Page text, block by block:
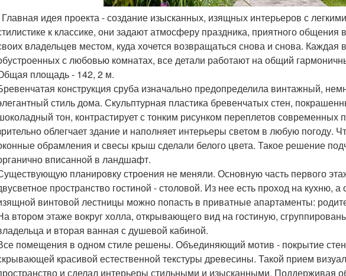
Главная идея проекта - создание изысканных, изящных интерьеров с
к классике, они задают атмосферу праздника, приятного
владельцев местом, куда хочется возвращаться снова и снова.
с любовью комнатах, все детали работают на общий
площадь - 142, 2 м.
конструкция сруба изначально предопределила винтажный,
стиль дома. Скульптурная пластика бревенчатых стен,
тон, контрастирует с тонким рисунком переплетов
облегчает здание и наполняет интерьеры светом в любую погоду.
обрамления и свесы крыш сделали белого цвета. Такое решение
вписанной в ландшафт.
планировку строения не меняли. Основную часть первого
пространство гостиной - столовой. Из нее есть проход на кухню, а
винтовой лестницы можно попасть в приватные апартаменты:
втором этаже вокруг холла, открывающего вид на гостиную,
и вторая ванная с душевой кабиной.
помещения в одном стиле решены. Объединяющий мотив - покрытие стен
красивой естественной текстуры древесины. Такой прием
и сделал интерьеры стильными и изысканными. Поддерживая